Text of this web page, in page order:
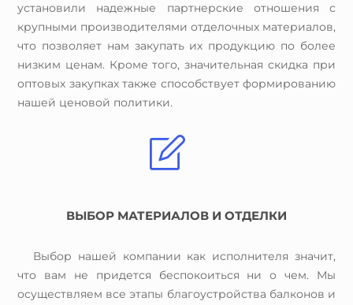
установили надежные партнерские отношения с
крупными производителями отделочных материалов,
что позволяет нам закупать их продукцию по более
низким ценам. Кроме того, значительная скидка при
оптовых закупках также способствует формированию
нашей ценовой политики.
ВЫБОР МАТЕРИАЛОВ И ОТДЕЛКИ
Выбор нашей компании как исполнителя значит,
что вам не придется беспокоиться ни о чем. Мы
осуществляем все этапы благоустройства балконов и